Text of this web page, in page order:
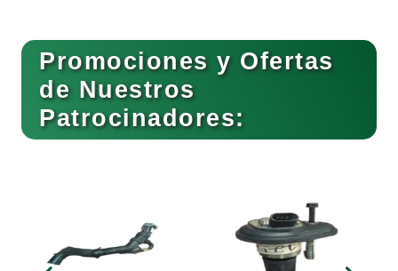
Buceo
Cafeterías
Cámaras de Comercio
Promociones y Ofertas
de Nuestros
Patrocinadores: